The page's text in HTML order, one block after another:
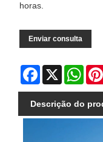
horas.
Enviar consulta
Facebook
X
Descrição do